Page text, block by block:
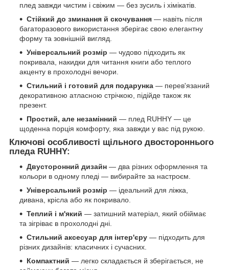
плед завжди чистим і свіжим — без зусиль і хімікатів.
Стійкий до зминання й скочування — навіть після
багаторазового використання зберігає свою елегантну
форму та зовнішній вигляд.
Універсальний розмір — чудово підходить як
покривала, накидки для читання книги або теплого
акценту в прохолодні вечори.
Стильний і готовий для подарунка — перев'язаний
декоративною атласною стрічкою, підійде також як
презент.
Простий, але незамінний — плед RUHHY — це
щоденна порція комфорту, яка завжди у вас під рукою.
Ключові особливості щільного двостороннього
пледа RUHHY:
Двусторонний дизайн — два різних оформлення та
кольори в одному пледі — вибирайте за настроєм.
Універсальний розмір — ідеальний для ліжка,
дивана, крісла або як покривало.
Теплий і м'який — затишний матеріал, який обіймає
та зігріває в прохолодні дні.
Стильний аксесуар для інтер'єру — підходить для
різних дизайнів: класичних і сучасних.
Компактний — легко складається й зберігається, не